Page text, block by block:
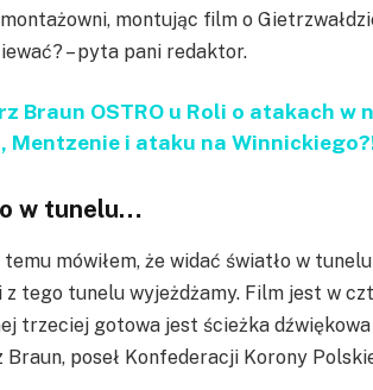
montując film o
– pyta pani redaktor.
Braun OSTRO u Roli o atakach w
Mentzenie i ataku na
w tunelu…
temu mówiłem, że widać światło w
z tego tunelu wyjeżdżamy. Film jest w
trzeciej gotowa jest ścieżka
poseł Konfederacji Korony